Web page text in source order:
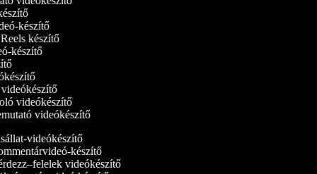
készítő
Reels készítő
készítő
videókészítő
videókészítő
videókészítő
videókészítő
készítő
videókészítő